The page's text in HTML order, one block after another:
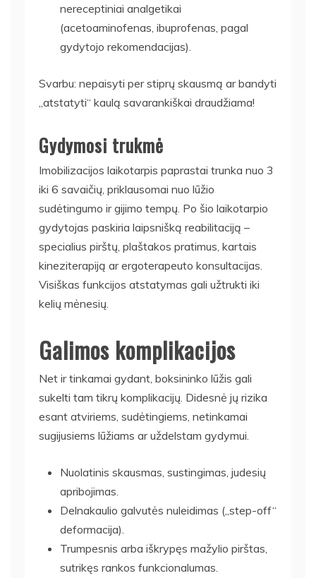
nereceptiniai analgetikai
(acetoaminofenas, ibuprofenas, pagal
gydytojo rekomendacijas).
Svarbu: nepaisyti per stiprų skausmą ar bandyti
„atstatyti“ kaulą savarankiškai draudžiama!
Gydymosi trukmė
Imobilizacijos laikotarpis paprastai trunka nuo 3
iki 6 savaičių, priklausomai nuo lūžio
sudėtingumo ir gijimo tempų. Po šio laikotarpio
gydytojas paskiria laipsnišką reabilitaciją –
specialius pirštų, plaštakos pratimus, kartais
kineziterapiją ar ergoterapeuto konsultacijas.
Visiškas funkcijos atstatymas gali užtrukti iki
kelių mėnesių.
Galimos komplikacijos
Net ir tinkamai gydant, boksininko lūžis gali
sukelti tam tikrų komplikacijų. Didesnė jų rizika
esant atviriems, sudėtingiems, netinkamai
sugijusiems lūžiams ar uždelstam gydymui.
Nuolatinis skausmas, sustingimas, judesių
apribojimas.
Delnakaulio galvutės nuleidimas („step-off“
deformacija).
Trumpesnis arba iškrypęs mažylio pirštas,
sutrikęs rankos funkcionalumas.